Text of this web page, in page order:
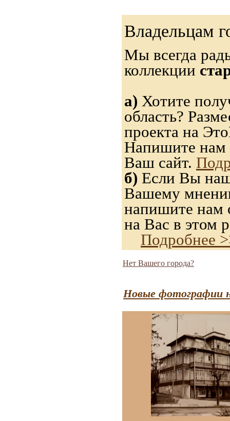
Владельцам
Мы всегда
коллекции
а) Хотите
область?
проекта на
Напишите нам
Ваш сайт.
б) Если Вы
Вашему
напишите нам
на Вас в этом
Подробнее
Нет Вашего города?
Новые фотографии